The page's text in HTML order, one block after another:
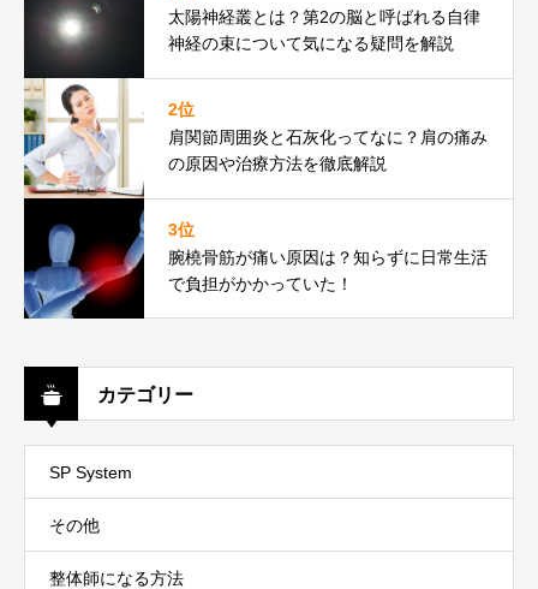
太陽神経叢とは？第2の脳と呼ばれる自律
神経の束について気になる疑問を解説
2位
肩関節周囲炎と石灰化ってなに？肩の痛み
の原因や治療方法を徹底解説
3位
腕橈骨筋が痛い原因は？知らずに日常生活
で負担がかかっていた！
カテゴリー
SP System
その他
整体師になる方法